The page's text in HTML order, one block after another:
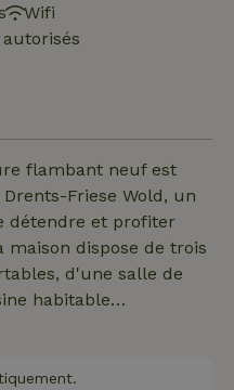
Wifi
flambant neuf est
Friese Wold, un
détendre et profiter
dispose de trois
d'une salle de
habitable
équipée,
Nespresso pour une